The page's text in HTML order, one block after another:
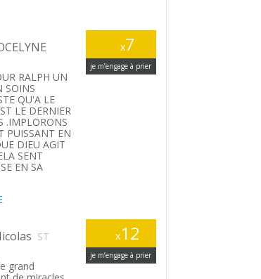
x7
je m’engage à prier
RALPH UN
SOINS
QU'A LE
LE DERNIER
.IMPLORONS
PUISSANT EN
DIEU AGIT
SENT
EN SA
x12
je m’engage à prier
ST
grand